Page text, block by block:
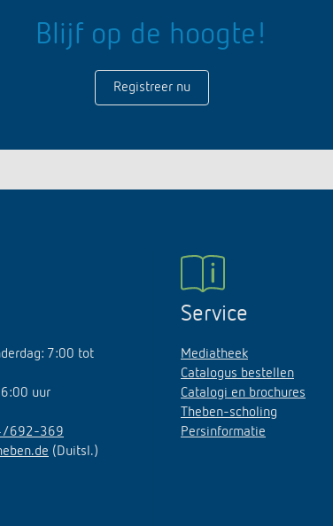
Blijf op de hoogte!
Registreer nu
7:00 tot
uur
692-369
(Duitsl.)
Service
Mediatheek
Catalogus bestellen
Catalogi en brochures
Theben-scholing
Persinformatie